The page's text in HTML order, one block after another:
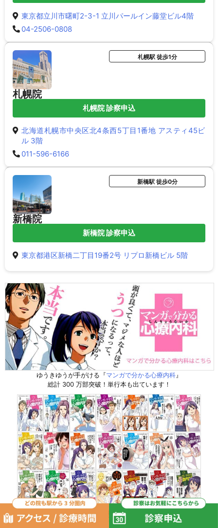
東京都立川市曙町2-3-1 立川パールイン藤堂ビル4階
04-2506-0808
札幌院
札幌駅 徒歩1分
札幌院 診察申込
北海道札幌市中央区北4条西5丁目1番地 アスティ45ビ
ル 3階
011-596-6166
新橋院
新橋駅 徒歩0分
新橋院 診察申込
東京都港区新橋二丁目19番2号 リプロ新橋ビル 5階
ゆうきゆうが手がける『マンガで分かる心療内科』
総計 300 万部突破！単行本も出ています！